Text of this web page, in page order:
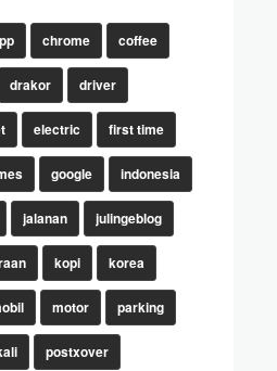
chrome coffee
drakor driver
electric first time
google indonesia
jalanan julingeblog
kopi korea
motor parking
postxover